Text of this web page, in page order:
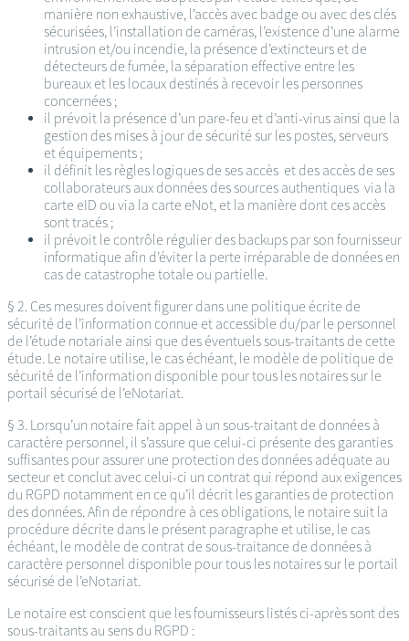
manière non exhaustive, l’accès avec badge ou avec des clés
sécurisées, l’installation de caméras, l’existence d’une alarme
intrusion et/ou incendie, la présence d’extincteurs et de
détecteurs de fumée, la séparation effective entre les
bureaux et les locaux destinés à recevoir les personnes
concernées ;
il prévoit la présence d’un pare-feu et d’anti-virus ainsi que la
gestion des mises à jour de sécurité sur les postes, serveurs
et équipements ;
il définit les règles logiques de ses accès et des accès de ses
collaborateurs aux données des sources authentiques via la
carte eID ou via la carte eNot, et la manière dont ces accès
sont tracés ;
il prévoit le contrôle régulier des backups par son fournisseur
informatique afin d’éviter la perte irréparable de données en
cas de catastrophe totale ou partielle.
§ 2. Ces mesures doivent figurer dans une politique écrite de
sécurité de l’information connue et accessible du/par le personnel
de l’étude notariale ainsi que des éventuels sous-traitants de cette
étude. Le notaire utilise, le cas échéant, le modèle de politique de
sécurité de l’information disponible pour tous les notaires sur le
portail sécurisé de l’eNotariat.
§ 3. Lorsqu’un notaire fait appel à un sous-traitant de données à
caractère personnel, il s’assure que celui-ci présente des garanties
suffisantes pour assurer une protection des données adéquate au
secteur et conclut avec celui-ci un contrat qui répond aux exigences
du RGPD notamment en ce qu’il décrit les garanties de protection
des données. Afin de répondre à ces obligations, le notaire suit la
procédure décrite dans le présent paragraphe et utilise, le cas
échéant, le modèle de contrat de sous-traitance de données à
caractère personnel disponible pour tous les notaires sur le portail
sécurisé de l’eNotariat.
Le notaire est conscient que les fournisseurs listés ci-après sont des
sous-traitants au sens du RGPD :